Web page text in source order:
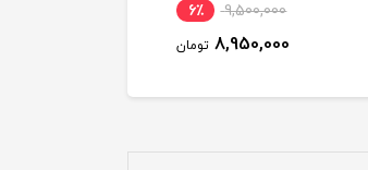
9,500,000 6٪
8,950,000 تومان